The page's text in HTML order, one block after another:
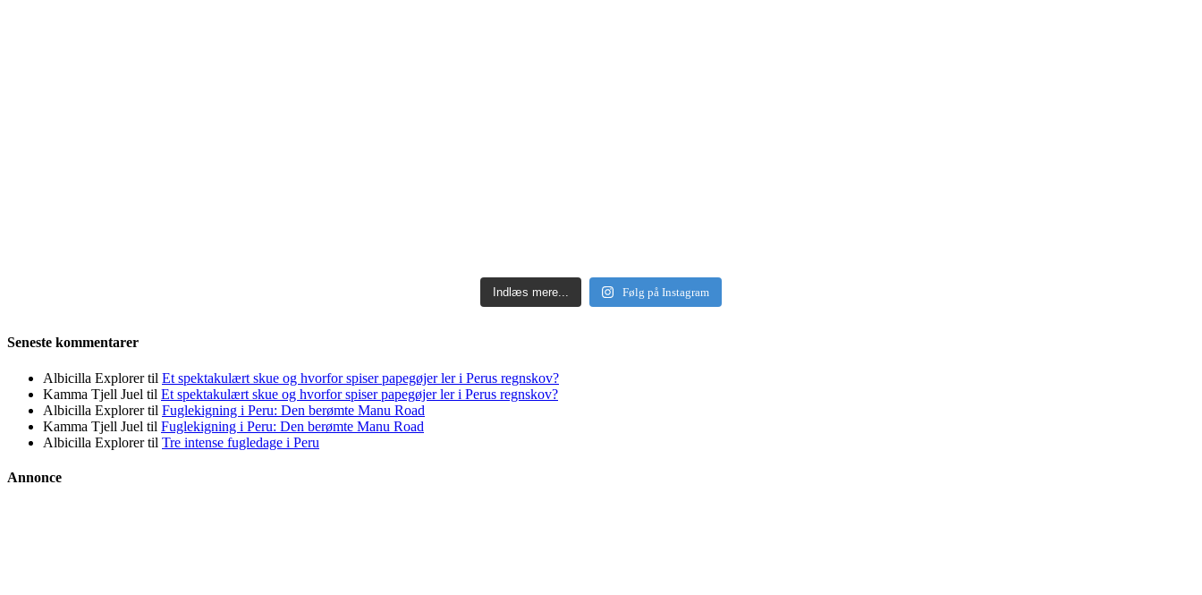
Indlæs mere... Følg på Instagram
Seneste kommentarer
Albicilla Explorertil Et spektakulært skue og hvorfor spiser papegøjer ler i Perus regnskov?
Kamma Tjell Juel til Et spektakulært skue og hvorfor spiser papegøjer ler i Perus regnskov?
Albicilla Explorertil Fuglekigning i Peru: Den berømte Manu Road
Kamma Tjell Juel til Fuglekigning i Peru: Den berømte Manu Road
Albicilla Explorertil Tre intense fugledage i Peru
Annonce